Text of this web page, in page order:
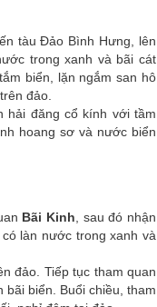
tàu Đảo Bình Hưng, lên
trong xanh và bãi cát
biển, lặn ngắm san hô
đảo.
hải đăng cổ kính với tầm
hoang sơ và nước biển
Bãi Kinh , sau đó nhận
làn nước trong xanh và
đảo. Tiếp tục tham quan
biển. Buổi chiều, tham